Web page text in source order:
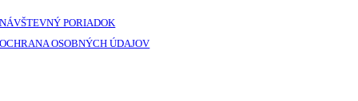
NÁVŠTEVNÝ PORIADOK
OCHRANA OSOBNÝCH ÚDAJOV